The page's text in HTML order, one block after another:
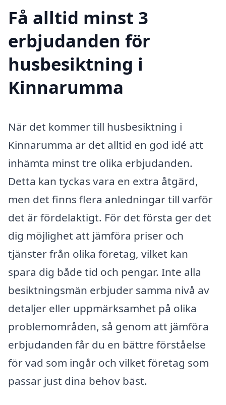
Få alltid minst 3
erbjudanden för
husbesiktning i
Kinnarumma
När det kommer till husbesiktning i
Kinnarumma är det alltid en god idé att
inhämta minst tre olika erbjudanden.
Detta kan tyckas vara en extra åtgärd,
men det finns flera anledningar till varför
det är fördelaktigt. För det första ger det
dig möjlighet att jämföra priser och
tjänster från olika företag, vilket kan
spara dig både tid och pengar. Inte alla
besiktningsmän erbjuder samma nivå av
detaljer eller uppmärksamhet på olika
problemområden, så genom att jämföra
erbjudanden får du en bättre förståelse
för vad som ingår och vilket företag som
passar just dina behov bäst.